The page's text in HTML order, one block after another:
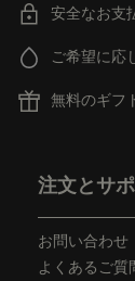
安全なお支
ご希望に応
無料のギフ
注文とサ
お問い合わせ
よくあるご質